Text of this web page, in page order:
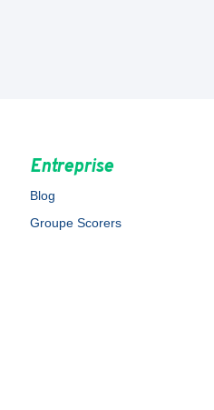
Entreprise
Blog
Groupe Scorers